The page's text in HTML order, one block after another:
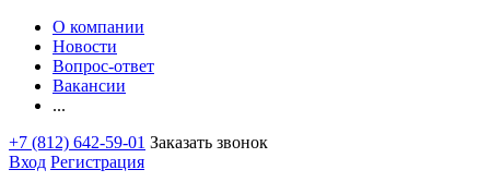
О компании
Новости
Вопрос-ответ
Вакансии
...
+7 (812) 642-59-01 Заказать звонок
Вход Регистрация